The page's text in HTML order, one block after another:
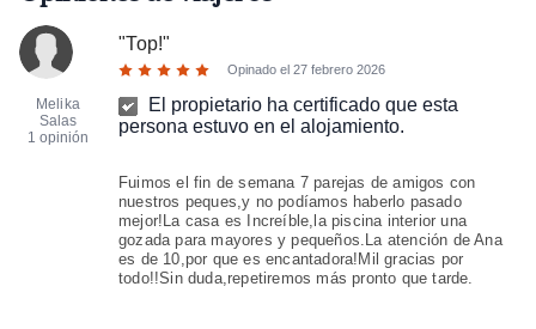
Melika
Salas
1 opinión
"Top!"
Opinado el 27 febrero 2026
El propietario ha certificado que esta
persona estuvo en el alojamiento.
Fuimos el fin de semana 7 parejas de amigos con
nuestros peques,y no podíamos haberlo pasado
mejor!La casa es Increíble,la piscina interior una
gozada para mayores y pequeños.La atención de Ana
es de 10,por que es encantadora!Mil gracias por
todo!!Sin duda,repetiremos más pronto que tarde.